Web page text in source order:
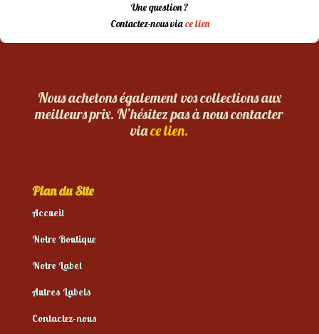
Une question ?
Contactez-nous viace lien
Nous achetons également vos collections aux
meilleurs prix. N’hésitez pas à nous contacter
viace lien.
Plan du Site
Accueil
Notre Boutique
Notre Label
Autres Labels
Contactez-nous